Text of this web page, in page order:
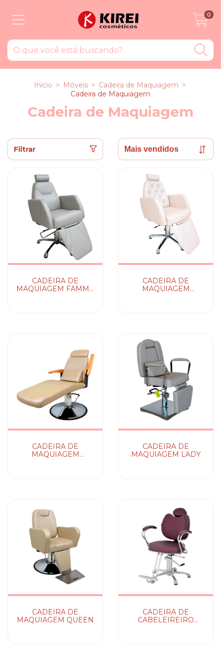
0
Início > Móveis > Cadeira de Maquiagem >
Cadeira de Maquiagem
Cadeira de Maquiagem
Filtrar
CADEIRA DE
MAQUIAGEM FAMMA
CADEIRA DE
MAQUIAGEM
CADEIRA DE
MAQUIAGEM
CADEIRA DE
MAQUIAGEM LADY
CADEIRA DE
MAQUIAGEM QUEEN
CADEIRA DE
CABELEIREIRO